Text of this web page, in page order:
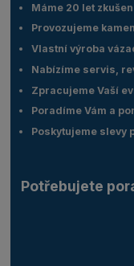
Máme 20 let
Provozujeme
Vlastní výroba
Nabízíme servis,
Zpracujeme Vaší
Poradíme Vám a
Poskytujeme slevy
Potřebujete